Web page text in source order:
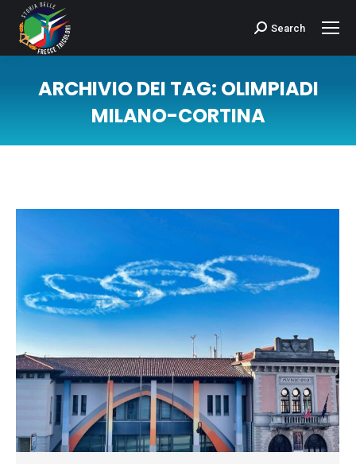
Cerca:Search
ARCHIVIO DEI TAG: OLIMPIADI
MILANO-CORTINA